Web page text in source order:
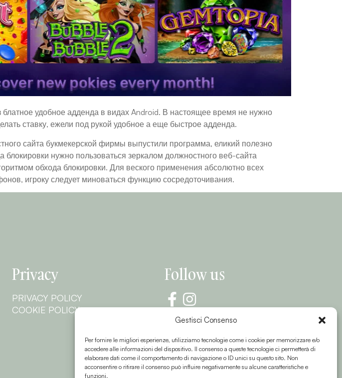
Gestisci Consenso
Per fornire le migliori esperienze, utilizziamo tecnologie come i cookie per memorizzare e/o
accedere alle informazioni del dispositivo. Il consenso a queste tecnologie ci permetterà di
elaborare dati come il comportamento di navigazione o ID unici su questo sito. Non
acconsentire o ritirare il consenso può influire negativamente su alcune caratteristiche e
funzioni.
удобное адденда в видах Android. В настоящее время не нужно
ставку, ежели под рукой удобное а еще быстрое адденда.
сайта букмекерской фирмы выпустили программа, еликий полезно
нужно пользоваться зеркалом должностного веб-сайта
обхода блокировки. Для веского применения абсолютно всех
игроку следует миноваться функцию сосредоточивания.
Privacy
PRIVACY POLICY
COOKIE POLICY
Follow us